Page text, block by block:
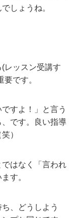
しょうね。
レッスン受講す
です。
すよ！」と言う
です。良い指導
）
はなく「言われ
す。
、どうしよう